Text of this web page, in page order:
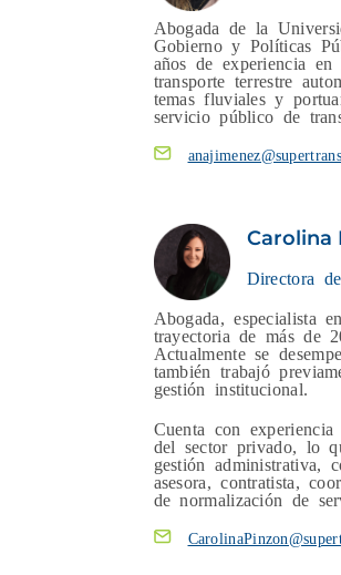
Abogada de la
Gobierno y Políticas
años de experiencia
transporte terrestre
temas fluviales y
servicio público de
Carolina
Directora
Abogada, especialista
trayectoria de más de
Actualmente se
también trabajó
gestión institucional.
Cuenta con
del sector privado, lo
gestión administrativa,
asesora, contratista,
de normalización de